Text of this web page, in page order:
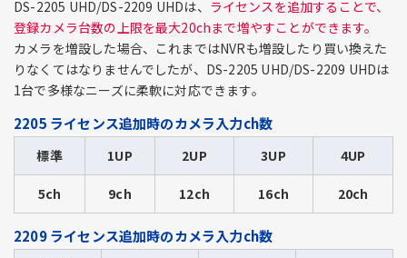
DS-2205 UHD/DS-2209 UHDは、 ライセンスを追加することで、
登録カメラ台数の上限を最大20chまで増やすことができます。
カメラを増設した場合、これまではNVRも増設したり買い換えた
りなくてはなりませんでしたが、DS-2205 UHD/DS-2209 UHDは
1台で多様なニーズに柔軟に対応できます。
2205 ライセンス追加時のカメラ入力ch数
標準 1UP 2UP 3UP 4UP
5ch 9ch 12ch 16ch 20ch
2209 ライセンス追加時のカメラ入力ch数